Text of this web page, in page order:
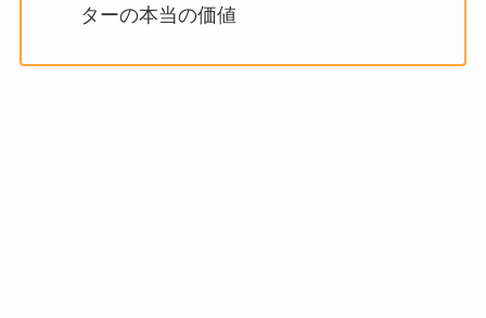
ターの本当の価値